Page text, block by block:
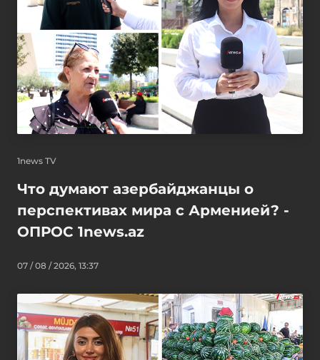
1news TV
Что думают азербайджанцы о
перспективах мира с Арменией? -
ОПРОС 1news.az
07 / 08 / 2026, 13:37